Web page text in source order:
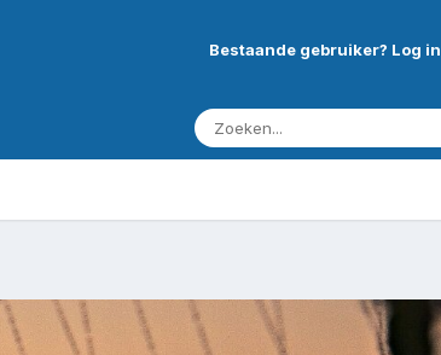
Bestaande gebruiker? Log in